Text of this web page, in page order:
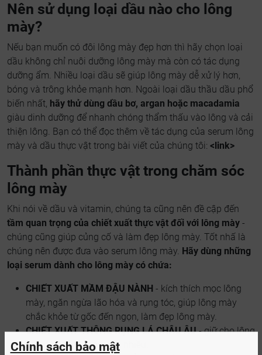
Nên sử dụng loại dầu nào cho lông
mày?
Nếu bạn muốn có đôi lông mày đẹp hơn thì hãy chọn loại
dầu không chỉ nuôi dưỡng lông mày mà còn có tác dụng
dưỡng ẩm. Nhiều loại dầu sẽ giúp lông mày dễ xử lý hơn,
bóng và trông khỏe mạnh hơn. Ngoài loại dầu thầu dầu phổ
biến nhất, hãy thử dùng dầu bơ, argan hoặc macadamia
giàu dinh dưỡng để nhanh chóng thẩm thấu vào lông và cải
thiện lông. Bạn có thể đọc thêm về tác dụng của serum lông
mày và dầu thực vật trong bài viết của chúng tôi: <link>
Thành phần thực vật trong chăm sóc
lông mày
Khi nói về dầu và vitamin, chúng ta cũng nên đề cập đến
tầm quan trọng của chiết xuất thực vật đối với lông mày -
chúng cũng giúp củng cố và làm đẹp lông mày. Tốt nhấ là
chúng nên được đưa vào serum lông mày. Hãy dùng những
loại serum dành cho lông mày có chứa:
CHIẾT XUẤT MẦM ĐẬU NÀNH - kích thích mọc lông
mày, ngăn ngừa lão hóa và rụng tóc, giúp lông mày
chắc khỏe từ gốc đến ngọn, làm đẹp lông mày.
CHIẾT XUẤT THÔNG RỤNG LÁ CHÂU ÂU- giữ cho lông
mày không bị rụng quá nhiều.
Chính sách bảo mật